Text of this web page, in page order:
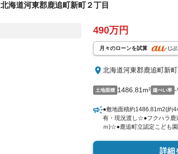
北海道河東郡鹿追町新町２丁目
490万円
月々のローンを試算
北海道河東郡鹿追町新町
土地面積 1486.81m² 建ぺい率 -
●敷地面積約1486.81m2(
有・現況渡し☆●フクハラ鹿
ｍ)☆●鹿追町立認定こども
詳細